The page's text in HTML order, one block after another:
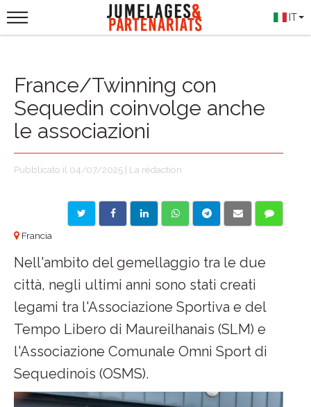
IT
France/Twinning con
Sequedin coinvolge anche
le associazioni
Pubblicato il 04/07/2025 | La rédaction
Francia
Nell'ambito del gemellaggio tra le due
città, negli ultimi anni sono stati creati
legami tra l'Associazione Sportiva e del
Tempo Libero di Maureilhanais (SLM) e
l'Associazione Comunale Omni Sport di
Sequedinois (OSMS).